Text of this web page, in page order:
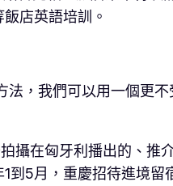
店英語培訓。
，我們可以用一個更
攝在匈牙利播出的、推
5月，重慶招待進境留